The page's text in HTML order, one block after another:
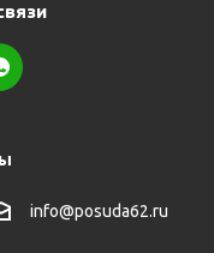
info@posuda62.ru